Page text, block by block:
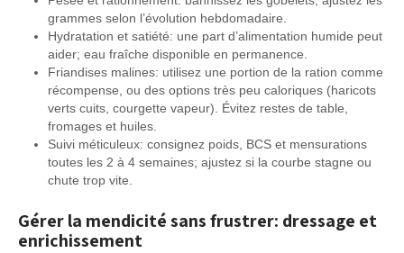
grammes selon l’évolution hebdomadaire.
Hydratation et satiété: une part d’alimentation humide peut
aider; eau fraîche disponible en permanence.
Friandises malines: utilisez une portion de la ration comme
récompense, ou des options très peu caloriques (haricots
verts cuits, courgette vapeur). Évitez restes de table,
fromages et huiles.
Suivi méticuleux: consignez poids, BCS et mensurations
toutes les 2 à 4 semaines; ajustez si la courbe stagne ou
chute trop vite.
Gérer la mendicité sans frustrer: dressage et
enrichissement